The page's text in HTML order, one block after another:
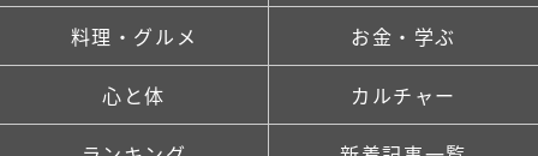
料理・グルメ お金・学ぶ
心と体 カルチャー